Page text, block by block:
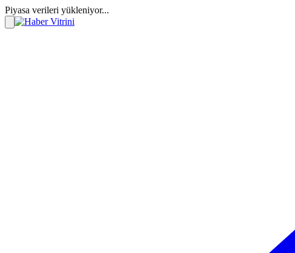
Piyasa verileri yükleniyor...